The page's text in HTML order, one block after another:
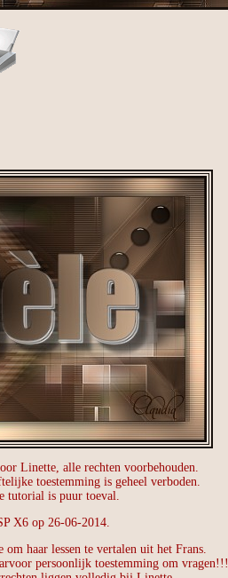
Linette, alle rechten voorbehouden.
toestemming is geheel verboden.
tutorial is puur toeval.
X6 op 26-06-2014.
haar lessen te vertalen uit het Frans.
persoonlijk toestemming om vragen!!!